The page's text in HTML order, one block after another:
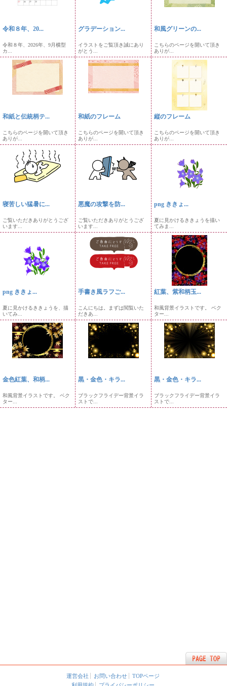
令和８年、20...
令和８年、2026年、9月横型
カ...
グラデーション...
イラストをご覧頂き誠にあり
がとう...
和風グリーンの...
こちらのページを開いて頂き
ありが...
和紙と伝統柄テ...
こちらのページを開いて頂き
ありが...
和紙のフレーム
こちらのページを開いて頂き
ありが...
縦のフレーム
こちらのページを開いて頂き
ありが...
寝苦しい猛暑に...
ご覧いただきありがとうござ
います...
悪魔の攻撃を防...
ご覧いただきありがとうござ
います...
png ききょ...
夏に見かけるききょうを描い
てみま...
png ききょ...
夏に見かけるききょうを、描
いてみ...
手書き風ラフご...
こんにちは。まずは閲覧いた
だきあ...
紅葉、紫和柄玉...
和風背景イラストです。 ベク
ター...
金色紅葉、和柄...
和風背景イラストです。 ベク
ター...
黒・金色・キラ...
ブラックフライデー背景イラ
ストで...
黒・金色・キラ...
ブラックフライデー背景イラ
ストで...
運営会社 お問い合わせ
TOPページ